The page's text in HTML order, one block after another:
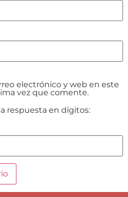
electrónico y web en este
vez que comente.
respuesta en dígitos: